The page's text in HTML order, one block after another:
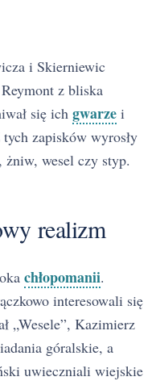
i Skierniewic
Reymont z bliska
się ich gwarze i
tych zapisków wyrosły
wesel czy styp.
realizm
chłopomanii.
interesowali się
„Wesele”, Kazimierz
góralskie, a
uwieczniali wiejskie